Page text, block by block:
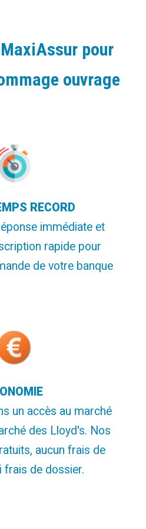
MaxiAssur pour
ouvrage
RECORD
immédiate et
rapide pour
de votre banque
un accès au marché
des Lloyd's. Nos
aucun frais de
frais de dossier.